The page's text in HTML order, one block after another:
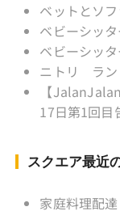
ベットとソ
ベビーシッ
ベビーシッ
ニトリ ラン
【
17日第1回目
スクエア最近
家庭料理配達